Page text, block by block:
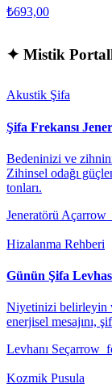
₺693,00
✦ Mistik
Akustik Şifa
Şifa Frekansı
Bedeninizi ve
Zihinsel odağı
tonları.
Jeneratörü Aç
Hizalanma Rehberi
Günün Şifa
Niyetinizi belirleyin
enerjisel mesajını,
Levhanı Seç
Kozmik Pusula